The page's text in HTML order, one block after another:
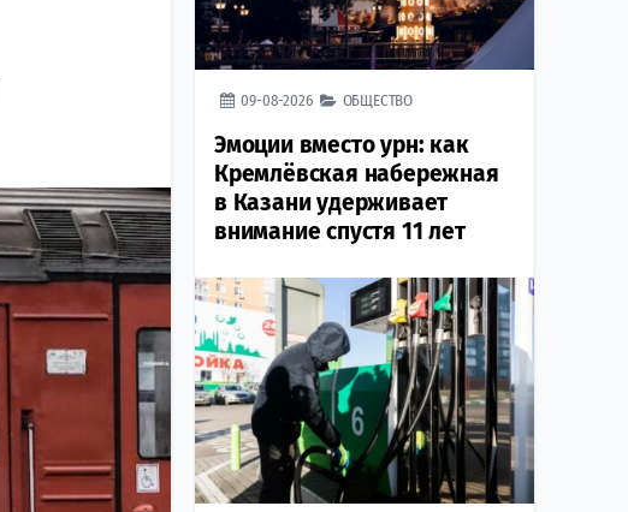
09-08-2026 ОБЩЕСТВО
Эмоции вместо урн: как
Кремлёвская набережная
в Казани удерживает
внимание спустя 11 лет